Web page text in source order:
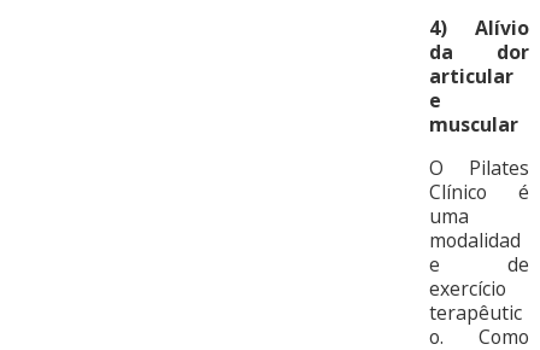
4)
Alívio
da dor
articular
e
muscular
O Pilates
Clínico é
uma
modalidad
e de
exercício
terapêutic
o. Como